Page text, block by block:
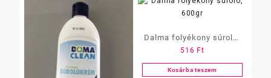
Dalma folyékony súroló,
600gr
516 Ft
Kosárba teszem